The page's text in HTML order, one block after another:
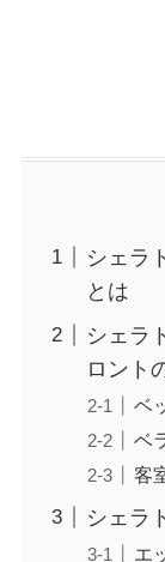
シェラ
とは
シェラ
ロント
ベ
ベ
客
シェラ
エ